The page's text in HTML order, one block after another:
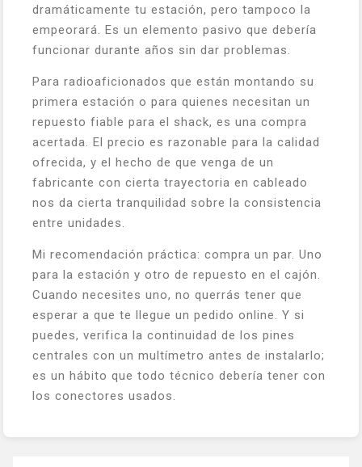
dramáticamente tu estación, pero tampoco la
empeorará. Es un elemento pasivo que debería
funcionar durante años sin dar problemas.
Para radioaficionados que están montando su
primera estación o para quienes necesitan un
repuesto fiable para el shack, es una compra
acertada. El precio es razonable para la calidad
ofrecida, y el hecho de que venga de un
fabricante con cierta trayectoria en cableado
nos da cierta tranquilidad sobre la consistencia
entre unidades.
Mi recomendación práctica: compra un par. Uno
para la estación y otro de repuesto en el cajón.
Cuando necesites uno, no querrás tener que
esperar a que te llegue un pedido online. Y si
puedes, verifica la continuidad de los pines
centrales con un multímetro antes de instalarlo;
es un hábito que todo técnico debería tener con
los conectores usados.